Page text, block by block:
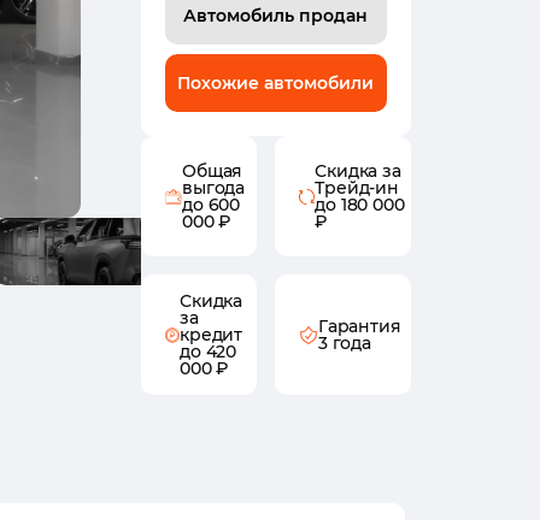
Автомобиль продан
Похожие автомобили
Общая
выгода
до 600
000 ₽
Скидка за
Трейд-ин
до 180 000
₽
Скидка
за
кредит
до 420
000 ₽
Гарантия
3 года